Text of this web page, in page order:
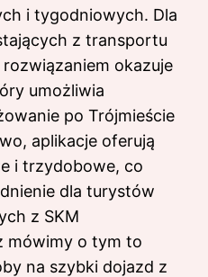
i tygodniowych. Dla
z transportu
okazuje
umożliwia
po Trójmieście
aplikacje oferują
i trzydobowe, co
dla turystów
z SKM
mówimy o tym to
na szybki dojazd z